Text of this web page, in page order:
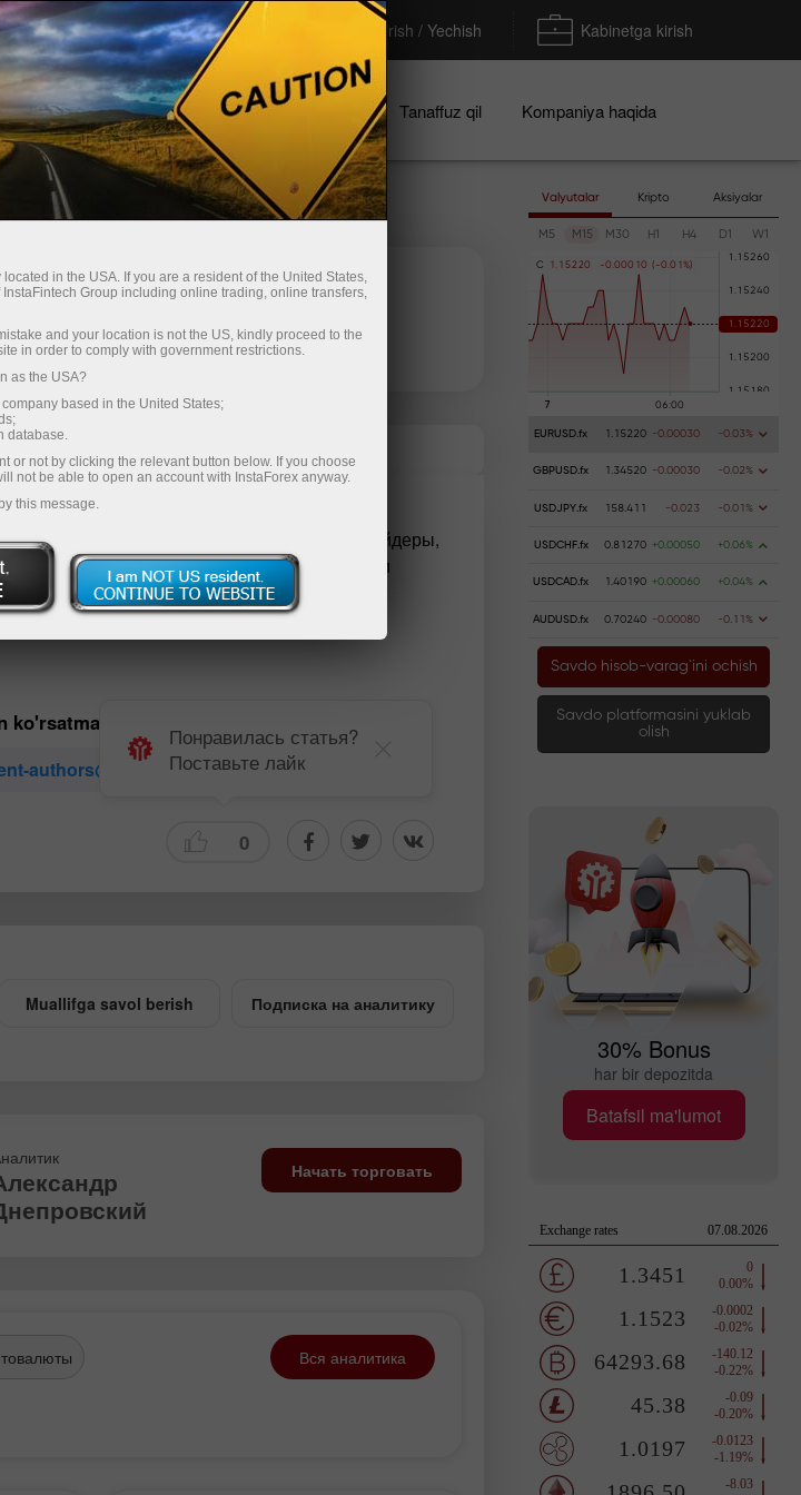
Savdo platformasi To'ldirish / Yechish Kabinetga kirish
uchun Hamkorlar uchun Promoaksiyalar Tanaffuz qil Kompaniya haqida
Пополнить счёт Вывести деньги
мнением. В нашей команде есть трейдеры,
поделиться своими профессиональными
bo'lib hisoblanmaydi.
authors@instaforex.com
0
Понравилась статья?
Поставьте лайк
Muallifga savol berish Подписка на аналитику
Начать торговать
Вся аналитика
Valyutalar Kripto Aksiyalar
M5 M15 M30 H1 H4 D1 W1
C 1 . 1 52 20 -0 .000 1 0 ( -0 .0 1 %
EURUSD.fx 1.15220 -0.00030 -0.03%
GBPUSD.fx 1.34520 -0.00030 -0.02%
USDJPY.fx 158.411 -0.023 -0.01%
USDCHF.fx 0.81270 +0.00050 +0.06%
USDCAD.fx 1.40190 +0.00060 +0.04%
AUDUSD.fx 0.70240 -0.00080 -0.11%
Savdo hisob-varag`ini ochish
Savdo platformasini yuklab
olish
30% Bonus
har bir depozitda
Batafsil ma'lumot
in the USA. If you are a resident of the United States,
Group including online trading, online transfers,
and your location is not the US, kindly proceed to the
in order to comply with government restrictions.
as the USA?
based in the United States;
database.
or not by clicking the relevant button below. If you choose
not be able to open an account with InstaForex anyway.
this message.